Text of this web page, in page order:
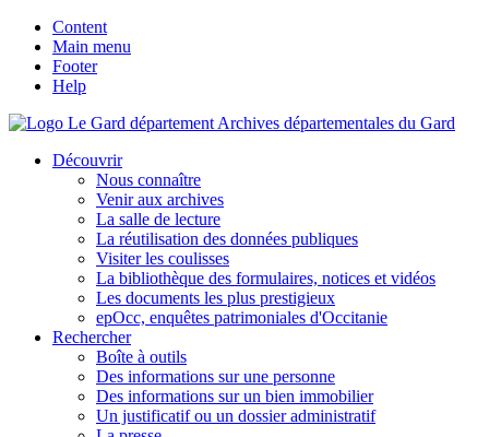
Content
Main menu
Footer
Help
Archives départementales du Gard
Découvrir
Nous connaître
Venir aux archives
La salle de lecture
La réutilisation des données publiques
Visiter les coulisses
La bibliothèque des formulaires, notices et vidéos
Les documents les plus prestigieux
epOcc, enquêtes patrimoniales d'Occitanie
Rechercher
Boîte à outils
Des informations sur une personne
Des informations sur un bien immobilier
Un justificatif ou un dossier administratif